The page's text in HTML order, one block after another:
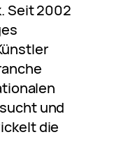
Seit 2002
und
die